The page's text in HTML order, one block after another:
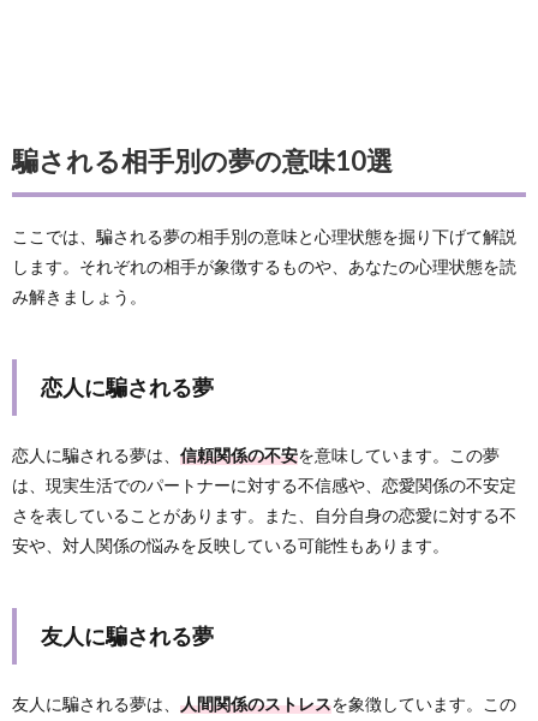
騙される相手別の夢の意味10選
ここでは、騙される夢の相手別の意味と心理状態を掘り下げて解説
します。それぞれの相手が象徴するものや、あなたの心理状態を読
み解きましょう。
恋人に騙される夢
恋人に騙される夢は、 信頼関係の不安を意味しています。この夢
は、現実生活でのパートナーに対する不信感や、恋愛関係の不安定
さを表していることがあります。また、自分自身の恋愛に対する不
安や、対人関係の悩みを反映している可能性もあります。
友人に騙される夢
友人に騙される夢は、 人間関係のストレスを象徴しています。この